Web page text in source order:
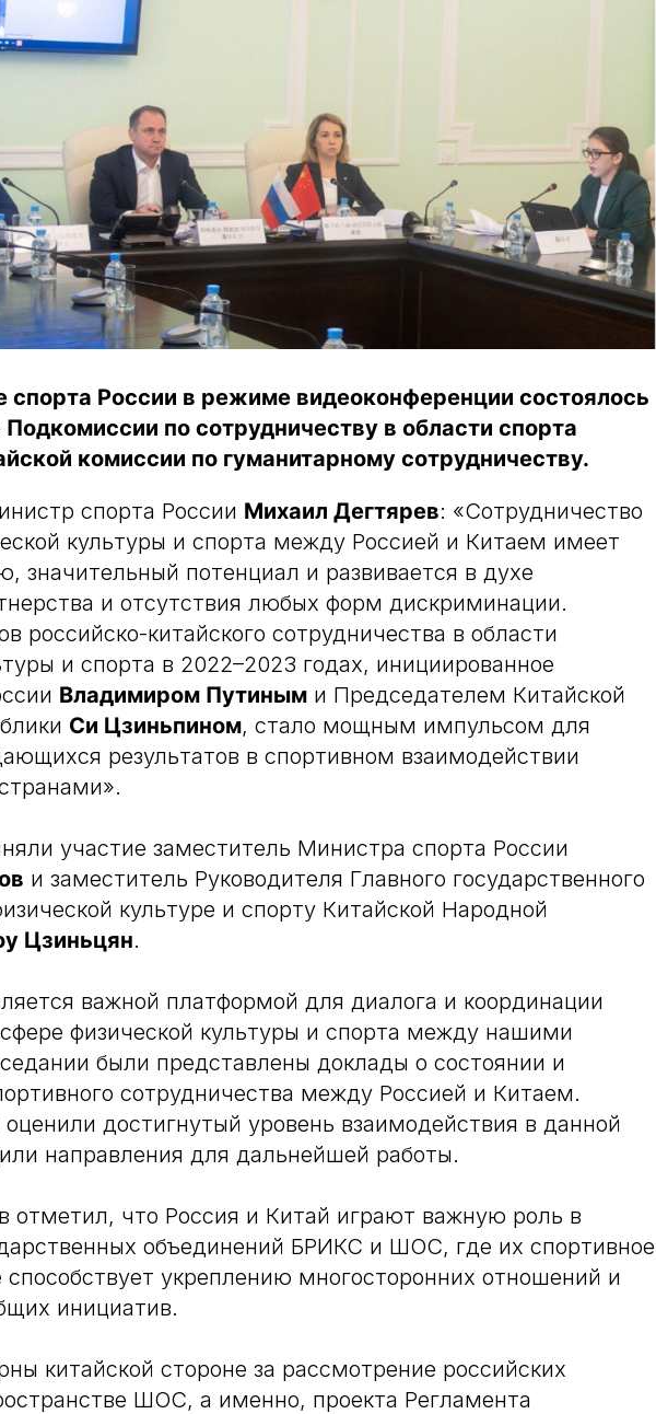
спорта России в режиме видеоконференции состоялось
по сотрудничеству в области спорта
комиссии по гуманитарному сотрудничеству.
спорта России Михаил Дегтярев: «Сотрудничество
культуры и спорта между Россией и Китаем имеет
значительный потенциал и развивается в духе
и отсутствия любых форм дискриминации.
российско-китайского сотрудничества в области
и спорта в 2022–2023 годах, инициированное
Владимиром Путиным и Председателем Китайской
Си Цзиньпином, стало мощным импульсом для
результатов в спортивном взаимодействии
участие заместитель Министра спорта России
и заместитель Руководителя Главного государственного
культуре и спорту Китайской Народной
Цзиньцян.
важной платформой для диалога и координации
физической культуры и спорта между нашими
были представлены доклады о состоянии и
сотрудничества между Россией и Китаем.
достигнутый уровень взаимодействия в данной
направления для дальнейшей работы.
отметил, что Россия и Китай играют важную роль в
объединений БРИКС и ШОС, где их спортивное
способствует укреплению многосторонних отношений и
инициатив.
китайской стороне за рассмотрение российских
ШОС, а именно, проекта Регламента